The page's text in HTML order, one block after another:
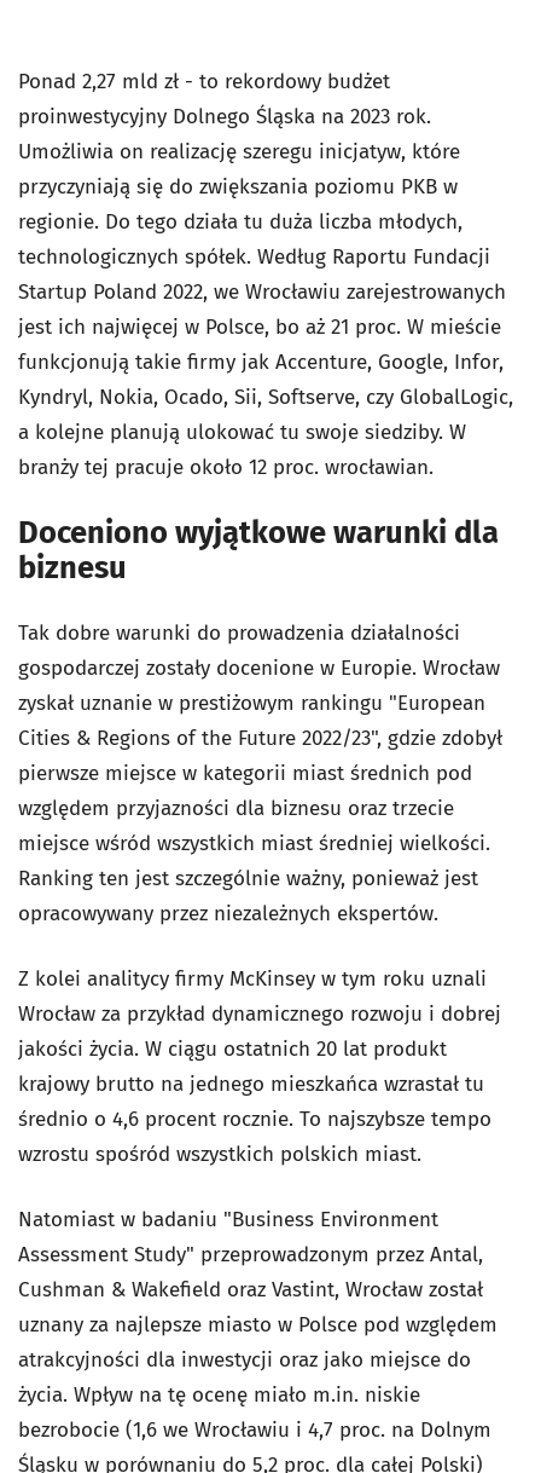
Ponad 2,27 mld zł - to rekordowy budżet
proinwestycyjny Dolnego Śląska na 2023 rok.
Umożliwia on realizację szeregu inicjatyw, które
przyczyniają się do zwiększania poziomu PKB w
regionie. Do tego działa tu duża liczba młodych,
technologicznych spółek. Według Raportu Fundacji
Startup Poland 2022, we Wrocławiu zarejestrowanych
jest ich najwięcej w Polsce, bo aż 21 proc. W mieście
funkcjonują takie firmy jak Accenture, Google, Infor,
Kyndryl, Nokia, Ocado, Sii, Softserve, czy GlobalLogic,
a kolejne planują ulokować tu swoje siedziby. W
branży tej pracuje około 12 proc. wrocławian.
Doceniono wyjątkowe warunki dla
biznesu
Tak dobre warunki do prowadzenia działalności
gospodarczej zostały docenione w Europie. Wrocław
zyskał uznanie w prestiżowym rankingu "European
Cities & Regions of the Future 2022/23", gdzie zdobył
pierwsze miejsce w kategorii miast średnich pod
względem przyjazności dla biznesu oraz trzecie
miejsce wśród wszystkich miast średniej wielkości.
Ranking ten jest szczególnie ważny, ponieważ jest
opracowywany przez niezależnych ekspertów.
Z kolei analitycy firmy McKinsey w tym roku uznali
Wrocław za przykład dynamicznego rozwoju i dobrej
jakości życia. W ciągu ostatnich 20 lat produkt
krajowy brutto na jednego mieszkańca wzrastał tu
średnio o 4,6 procent rocznie. To najszybsze tempo
wzrostu spośród wszystkich polskich miast.
Natomiast w badaniu "Business Environment
Assessment Study" przeprowadzonym przez Antal,
Cushman & Wakefield oraz Vastint, Wrocław został
uznany za najlepsze miasto w Polsce pod względem
atrakcyjności dla inwestycji oraz jako miejsce do
życia. Wpływ na tę ocenę miało m.in. niskie
bezrobocie (1,6 we Wrocławiu i 4,7 proc. na Dolnym
Śląsku w porównaniu do 5,2 proc. dla całej Polski)